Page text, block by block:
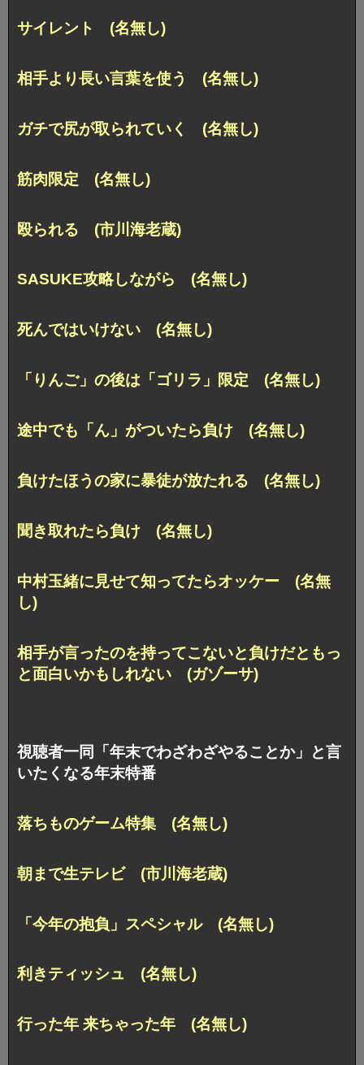
サイレント (名無し)
相手より長い言葉を使う (名無し)
ガチで尻が取られていく (名無し)
筋肉限定 (名無し)
殴られる (市川海老蔵)
SASUKE攻略しながら (名無し)
死んではいけない (名無し)
「りんご」の後は「ゴリラ」限定 (名無し)
途中でも「ん」がついたら負け (名無し)
負けたほうの家に暴徒が放たれる (名無し)
聞き取れたら負け (名無し)
中村玉緒に見せて知ってたらオッケー (名無
し)
相手が言ったのを持ってこないと負けだともっ
と面白いかもしれない (ガゾーサ)
視聴者一同「年末でわざわざやることか」と言
いたくなる年末特番
落ちものゲーム特集 (名無し)
朝まで生テレビ (市川海老蔵)
「今年の抱負」スペシャル (名無し)
利きティッシュ (名無し)
行った年 来ちゃった年 (名無し)